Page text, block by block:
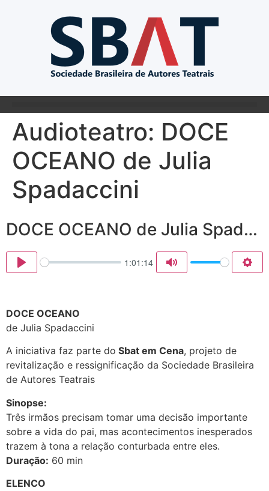
Audioteatro: DOCE
OCEANO de Julia
Spadaccini
DOCE OCEANO de Julia Spadaccini
1:01:14
DOCE OCEANO
de Julia Spadaccini
A iniciativa faz parte do Sbat em Cena, projeto de
revitalização e ressignificação da Sociedade Brasileira
de Autores Teatrais
Sinopse:
Três irmãos precisam tomar uma decisão importante
sobre a vida do pai, mas acontecimentos inesperados
trazem à tona a relação conturbada entre eles.
Duração: 60 min
ELENCO